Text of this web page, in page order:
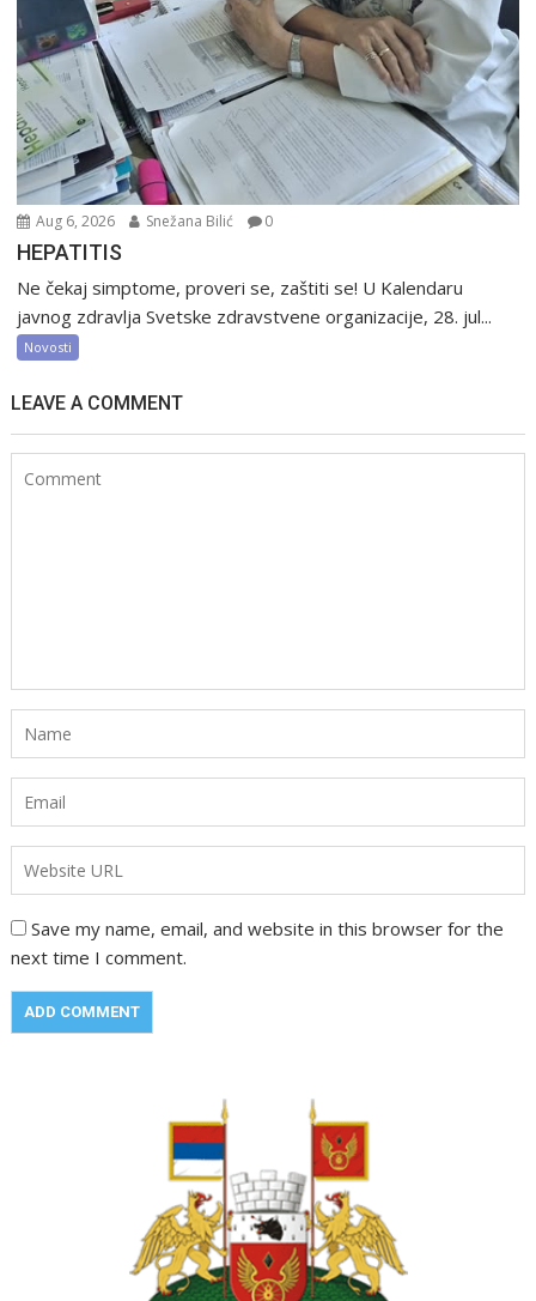
Aug 6, 2026 Snežana Bilić 0
HEPATITIS
Ne čekaj simptome, proveri se, zaštiti se! U Kalendaru
javnog zdravlja Svetske zdravstvene organizacije, 28. jul...
Novosti
LEAVE A COMMENT
Save my name, email, and website in this browser for the
next time I comment.